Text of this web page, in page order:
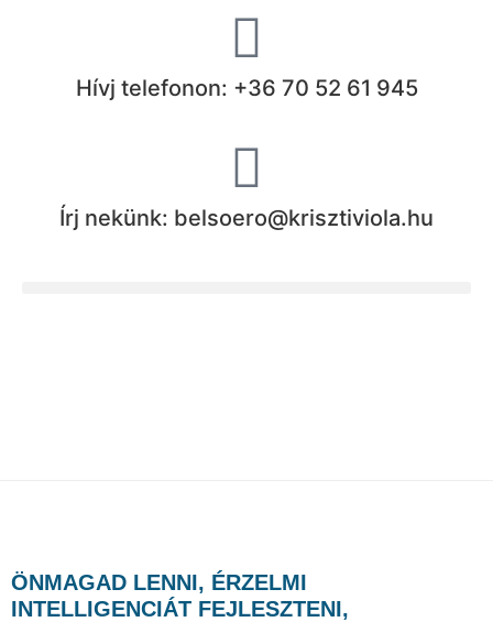
Hívj telefonon: +36 70 52 61 945
Írj nekünk: belsoero@krisztiviola.hu
ÖNMAGAD LENNI, ÉRZELMI
INTELLIGENCIÁT FEJLESZTENI,